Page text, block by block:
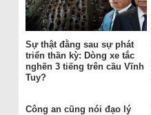
Sự thật đằng sau sự phát
triển thần kỳ: Dòng xe tắc
nghẽn 3 tiếng trên cầu Vĩnh
Tuy?
Công an cũng nói đạo lý